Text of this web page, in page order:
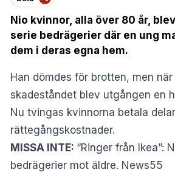
Nio kvinnor, alla över 80 år,
serie bedrägerier där en ung
dem i deras egna hem.
Han dömdes för brotten, men
skadeståndet blev utgången en
Nu tvingas kvinnorna betala
rättegångskostnader.
MISSA INTE: “Ringer från Ikea”:
bedrägerier mot äldre. News55